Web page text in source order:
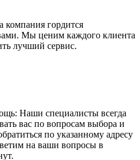
гордится
Мы ценим каждого клиента
лучший сервис.
Наши специалисты всегда
вас по вопросам выбора и
по указанному адресу
на ваши вопросы в